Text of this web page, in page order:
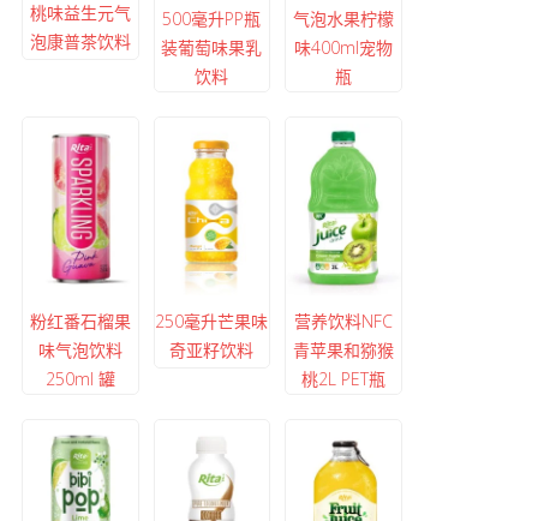
桃味益生元气
泡康普茶饮料
500毫升PP瓶
装葡萄味果乳
饮料
气泡水果柠檬
味400ml宠物
瓶
粉红番石榴果
味气泡饮料
250ml 罐
250毫升芒果味
奇亚籽饮料
营养饮料NFC
青苹果和猕猴
桃2L PET瓶